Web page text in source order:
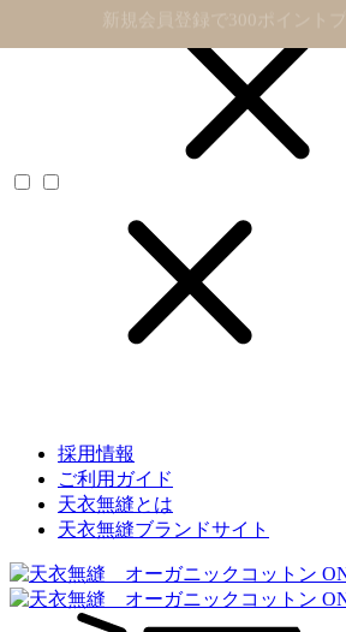
11,000円以上で送料無
採用情報
ご利用ガイド
天衣無縫とは
天衣無縫ブランドサイト